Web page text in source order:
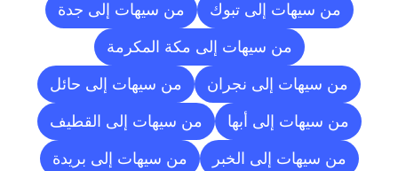
من سيهات إلى تبوك من سيهات إلى جدة
من سيهات إلى مكة المكرمة
من سيهات إلى نجران من سيهات إلى حائل
من سيهات إلى أبها من سيهات إلى القطيف
من سيهات إلى الخبر من سيهات إلى بريدة